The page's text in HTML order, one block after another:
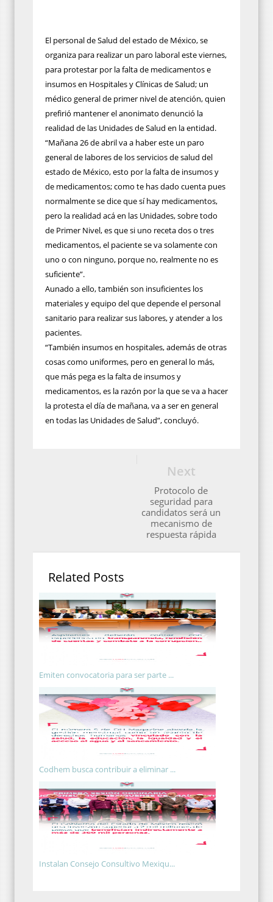
El personal de Salud del estado de México, se
organiza para realizar un paro laboral este viernes,
para protestar por la falta de medicamentos e
insumos en Hospitales y Clínicas de Salud; un
médico general de primer nivel de atención, quien
prefirió mantener el anonimato denunció la
realidad de las Unidades de Salud en la entidad.
“Mañana 26 de abril va a haber este un paro
general de labores de los servicios de salud del
estado de México, esto por la falta de insumos y
de medicamentos; como te has dado cuenta pues
normalmente se dice que sí hay medicamentos,
pero la realidad acá en las Unidades, sobre todo
de Primer Nivel, es que si uno receta dos o tres
medicamentos, el paciente se va solamente con
uno o con ninguno, porque no, realmente no es
suficiente”.
Aunado a ello, también son insuficientes los
materiales y equipo del que depende el personal
sanitario para realizar sus labores, y atender a los
pacientes.
“También insumos en hospitales, además de otras
cosas como uniformes, pero en general lo más,
que más pega es la falta de insumos y
medicamentos, es la razón por la que se va a hacer
la protesta el día de mañana, va a ser en general
en todas las Unidades de Salud”, concluyó.
Next
Protocolo de
seguridad para
candidatos será un
mecanismo de
respuesta rápida
Related Posts
Emiten convocatoria para ser parte ...
Codhem busca contribuir a eliminar ...
Instalan Consejo Consultivo Mexiqu...